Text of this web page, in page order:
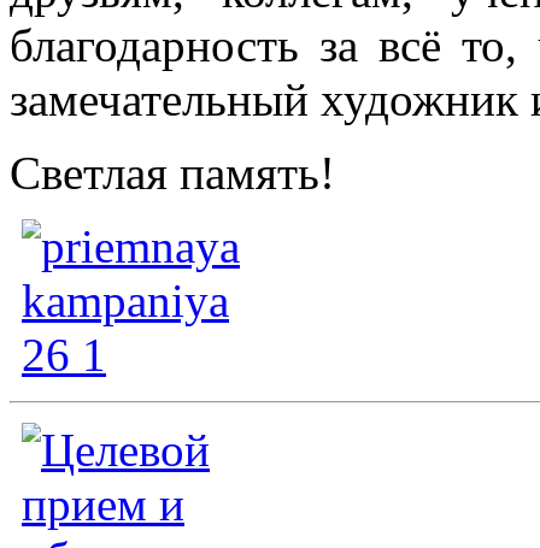
благодарность за всё
замечательный художник
Светлая память!